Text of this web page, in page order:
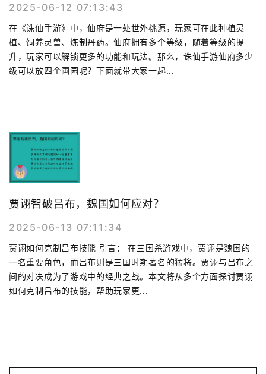
2025-06-12 07:13:43
在《诛仙手游》中，仙府是一处世外桃源，玩家可在此种植灵
植、饲养灵兽、炼制丹药。仙府拥有多个等级，随着等级的提
升，玩家可以解锁更多的功能和玩法。那么，诛仙手游仙府多少
级可以放四个圃园呢？下面就带大家一起...
贾诩智破吕布，魏国如何应对？
2025-06-13 07:11:34
贾诩如何克制吕布技能 引言： 在三国杀游戏中，贾诩是魏国的
一名重要角色，而吕布则是三国时期著名的猛将。贾诩与吕布之
间的对决成为了游戏中的经典之战。本文将从多个方面探讨贾诩
如何克制吕布的技能，帮助玩家更...